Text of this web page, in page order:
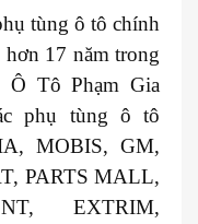
tùng ô tô chính
17 năm trong
Ô Tô Phạm Gia
phụ tùng ô tô
MOBIS, GM,
PARTS MALL,
EXTRIM,